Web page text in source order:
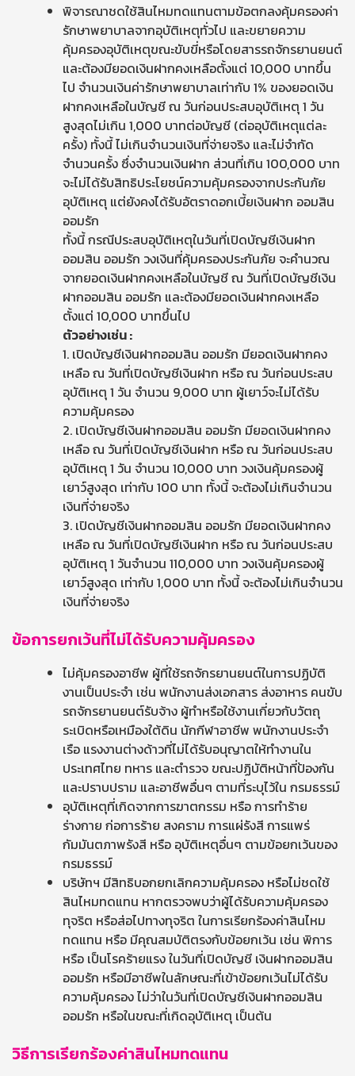
พิจารณาชดใช้สินไหมทดแทนตามข้อตกลงคุ้มครองค่า
รักษาพยาบาลจากอุบัติเหตุทั่วไป และขยายความ
คุ้มครองอุบัติเหตุขณะขับขี่หรือโดยสารรถจักรยานยนต์
และต้องมียอดเงินฝากคงเหลือตั้งแต่ 10,000 บาทขึ้น
ไป จำนวนเงินค่ารักษาพยาบาลเท่ากับ 1% ของยอดเงิน
ฝากคงเหลือในบัญชี ณ วันก่อนประสบอุบัติเหตุ 1 วัน
สูงสุดไม่เกิน 1,000 บาทต่อบัญชี (ต่ออุบัติเหตุแต่ละ
ครั้ง) ทั้งนี้ ไม่เกินจำนวนเงินที่จ่ายจริง และไม่จำกัด
จำนวนครั้ง ซึ่งจำนวนเงินฝาก ส่วนที่เกิน 100,000 บาท
จะไม่ได้รับสิทธิประโยชน์ความคุ้มครองจากประกันภัย
อุบัติเหตุ แต่ยังคงได้รับอัตราดอกเบี้ยเงินฝาก ออมสิน
ออมรัก
ทั้งนี้ กรณีประสบอุบัติเหตุในวันที่เปิดบัญชีเงินฝาก
ออมสิน ออมรัก วงเงินที่คุ้มครองประกันภัย จะคำนวณ
จากยอดเงินฝากคงเหลือในบัญชี ณ วันที่เปิดบัญชีเงิน
ฝากออมสิน ออมรัก และต้องมียอดเงินฝากคงเหลือ
ตั้งแต่ 10,000 บาทขึ้นไป
ตัวอย่างเช่น :
1. เปิดบัญชีเงินฝากออมสิน ออมรัก มียอดเงินฝากคง
เหลือ ณ วันที่เปิดบัญชีเงินฝาก หรือ ณ วันก่อนประสบ
อุบัติเหตุ 1 วัน จำนวน 9,000 บาท ผู้เยาว์จะไม่ได้รับ
ความคุ้มครอง
2. เปิดบัญชีเงินฝากออมสิน ออมรัก มียอดเงินฝากคง
เหลือ ณ วันที่เปิดบัญชีเงินฝาก หรือ ณ วันก่อนประสบ
อุบัติเหตุ 1 วัน จำนวน 10,000 บาท วงเงินคุ้มครองผู้
เยาว์สูงสุด เท่ากับ 100 บาท ทั้งนี้ จะต้องไม่เกินจำนวน
เงินที่จ่ายจริง
3. เปิดบัญชีเงินฝากออมสิน ออมรัก มียอดเงินฝากคง
เหลือ ณ วันที่เปิดบัญชีเงินฝาก หรือ ณ วันก่อนประสบ
อุบัติเหตุ 1 วันจำนวน 110,000 บาท วงเงินคุ้มครองผู้
เยาว์สูงสุด เท่ากับ 1,000 บาท ทั้งนี้ จะต้องไม่เกินจำนวน
เงินที่จ่ายจริง
ข้อการยกเว้นที่ไม่ได้รับความคุ้มครอง
ไม่คุ้มครองอาชีพ ผู้ที่ใช้รถจักรยานยนต์ในการปฏิบัติ
งานเป็นประจำ เช่น พนักงานส่งเอกสาร ส่งอาหาร คนขับ
รถจักรยานยนต์รับจ้าง ผู้ทำหรือใช้งานเกี่ยวกับวัตถุ
ระเบิดหรือเหมืองใต้ดิน นักกีฬาอาชีพ พนักงานประจำ
เรือ แรงงานต่างด้าวที่ไม่ได้รับอนุญาตให้ทำงานใน
ประเทศไทย ทหาร และตำรวจ ขณะปฏิบัติหน้าที่ป้องกัน
และปราบปราม และอาชีพอื่นๆ ตามที่ระบุไว้ใน กรมธรรม์
อุบัติเหตุที่เกิดจากการฆาตกรรม หรือ การทำร้าย
ร่างกาย ก่อการร้าย สงคราม การแผ่รังสี การแพร่
กัมมันตภาพรังสี หรือ อุบัติเหตุอื่นๆ ตามข้อยกเว้นของ
กรมธรรม์
บริษัทฯ มีสิทธิบอกยกเลิกความคุ้มครอง หรือไม่ชดใช้
สินไหมทดแทน หากตรวจพบว่าผู้ได้รับความคุ้มครอง
ทุจริต หรือส่อไปทางทุจริต ในการเรียกร้องค่าสินไหม
ทดแทน หรือ มีคุณสมบัติตรงกับข้อยกเว้น เช่น พิการ
หรือ เป็นโรคร้ายแรง ในวันที่เปิดบัญชี เงินฝากออมสิน
ออมรัก หรือมีอาชีพในลักษณะที่เข้าข้อยกเว้นไม่ได้รับ
ความคุ้มครอง ไม่ว่าในวันที่เปิดบัญชีเงินฝากออมสิน
ออมรัก หรือในขณะที่เกิดอุบัติเหตุ เป็นต้น
วิธีการเรียกร้องค่าสินไหมทดแทน